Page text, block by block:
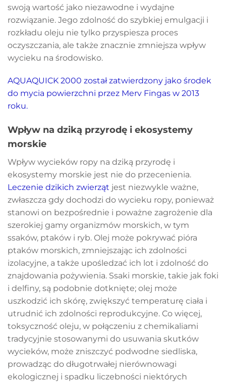
swoją wartość jako niezawodne i wydajne
rozwiązanie. Jego zdolność do szybkiej emulgacji i
rozkładu oleju nie tylko przyspiesza proces
oczyszczania, ale także znacznie zmniejsza wpływ
wycieku na środowisko.
AQUAQUICK 2000 został zatwierdzony jako środek
do mycia powierzchni przez Merv Fingas w 2013
roku.
Wpływ na dziką przyrodę i ekosystemy
morskie
Wpływ wycieków ropy na dziką przyrodę i
ekosystemy morskie jest nie do przecenienia.
Leczenie dzikich zwierząt jest niezwykle ważne,
zwłaszcza gdy dochodzi do wycieku ropy, ponieważ
stanowi on bezpośrednie i poważne zagrożenie dla
szerokiej gamy organizmów morskich, w tym
ssaków, ptaków i ryb. Olej może pokrywać pióra
ptaków morskich, zmniejszając ich zdolności
izolacyjne, a także upośledzać ich lot i zdolność do
znajdowania pożywienia. Ssaki morskie, takie jak foki
i delfiny, są podobnie dotknięte; olej może
uszkodzić ich skórę, zwiększyć temperaturę ciała i
utrudnić ich zdolności reprodukcyjne. Co więcej,
toksyczność oleju, w połączeniu z chemikaliami
tradycyjnie stosowanymi do usuwania skutków
wycieków, może zniszczyć podwodne siedliska,
prowadząc do długotrwałej nierównowagi
ekologicznej i spadku liczebności niektórych